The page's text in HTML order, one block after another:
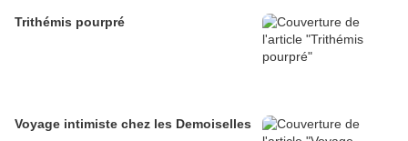
Trithémis pourpré
Voyage intimiste chez les Demoiselles